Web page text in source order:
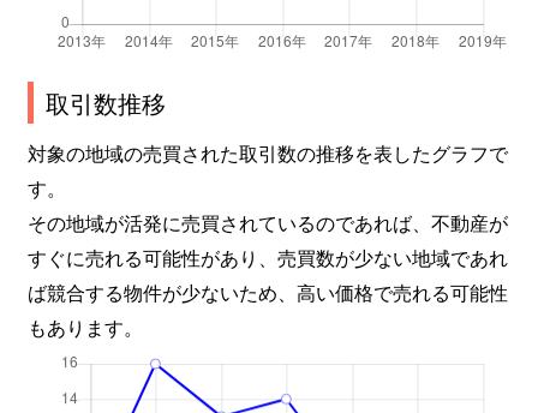
取引数推移
対象の地域の売買された取引数の推移を表したグラフで
す。
その地域が活発に売買されているのであれば、不動産が
すぐに売れる可能性があり、売買数が少ない地域であれ
ば競合する物件が少ないため、高い価格で売れる可能性
もあります。